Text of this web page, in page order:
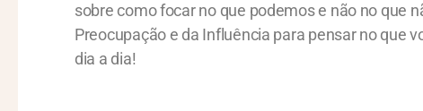
sobre como focar no que podemos e não no que
Preocupação e da Influência para pensar no que
dia a dia!